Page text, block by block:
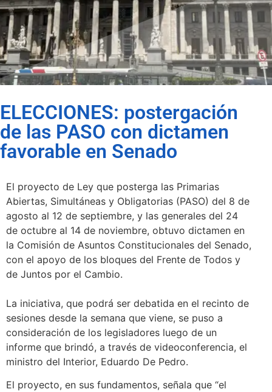
ELECCIONES: postergación
de las PASO con dictamen
favorable en Senado
El proyecto de Ley que posterga las Primarias
Abiertas, Simultáneas y Obligatorias (PASO) del 8 de
agosto al 12 de septiembre, y las generales del 24
de octubre al 14 de noviembre, obtuvo dictamen en
la Comisión de Asuntos Constitucionales del Senado,
con el apoyo de los bloques del Frente de Todos y
de Juntos por el Cambio.
La iniciativa, que podrá ser debatida en el recinto de
sesiones desde la semana que viene, se puso a
consideración de los legisladores luego de un
informe que brindó, a través de videoconferencia, el
ministro del Interior, Eduardo De Pedro.
El proyecto, en sus fundamentos, señala que “el